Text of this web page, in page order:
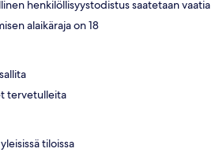
henkilöllisyystodistus saatetaan vaatia
alaikäraja on 18
tervetulleita
tiloissa